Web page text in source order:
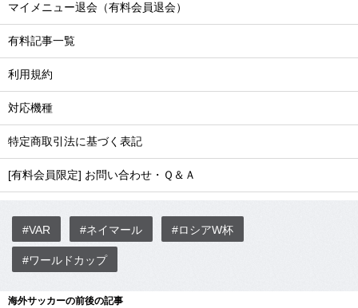
マイメニュー退会（有料会員退会）
有料記事一覧
利用規約
対応機種
特定商取引法に基づく表記
[有料会員限定] お問い合わせ・Ｑ＆Ａ
#VAR #ネイマール #ロシアW杯
#ワールドカップ
海外サッカーの前後の記事